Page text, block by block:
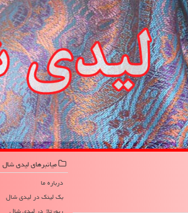
میانبرهای لیدی شال
درباره ما
بک لینک در لیدی شال